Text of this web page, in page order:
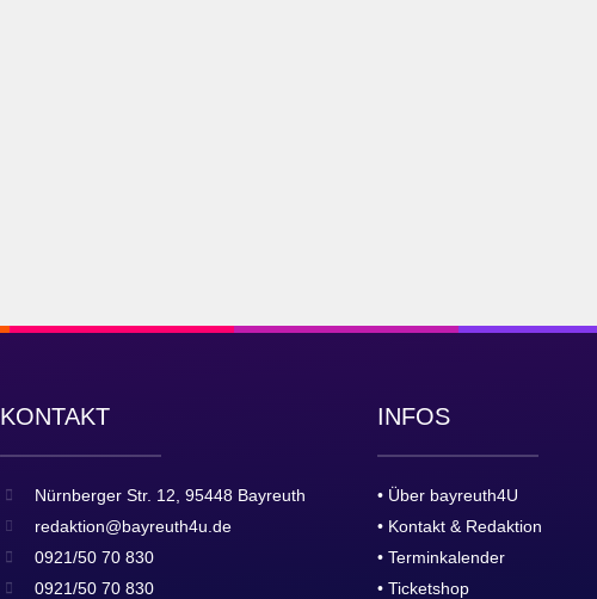
KONTAKT
Nürnberger Str. 12, 95448 Bayreuth
redaktion@bayreuth4u.de
0921/50 70 830
0921/50 70 830
INFOS
• Über bayreuth4U
• Kontakt & Redaktion
• Terminkalender
• Ticketshop